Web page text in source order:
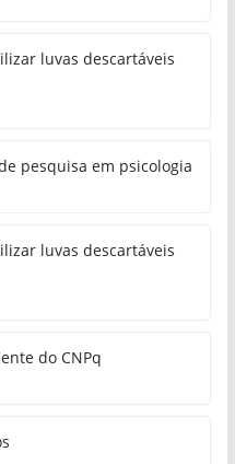
luvas descartáveis
pesquisa em psicologia
luvas descartáveis
do CNPq